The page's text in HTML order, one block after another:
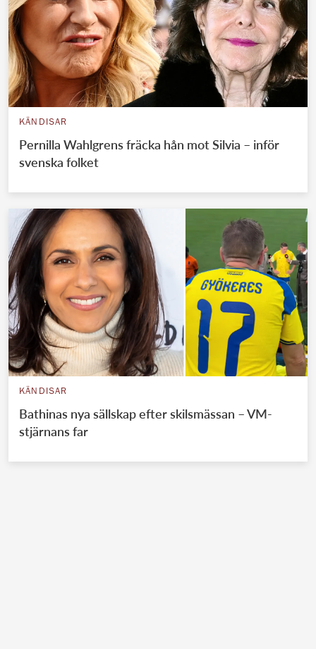
KÄNDISAR
Pernilla Wahlgrens fräcka hån mot Silvia – inför
svenska folket
KÄNDISAR
Bathinas nya sällskap efter skilsmässan – VM-
stjärnans far